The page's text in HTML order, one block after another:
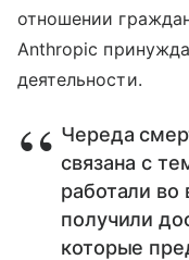
отношении
Anthropic
деятельности.
Череда
связана с
работали во
получили
которые